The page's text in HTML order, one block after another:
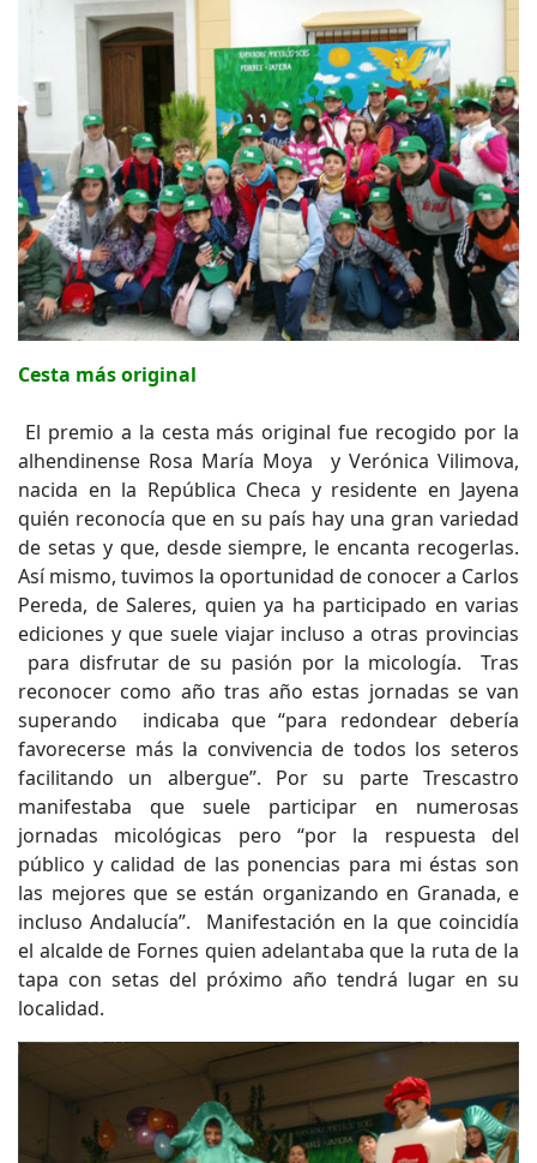
Cesta más original
El premio a la cesta más original fue recogido por la
alhendinense Rosa María Moya y Verónica Vilimova,
nacida en la República Checa y residente en Jayena
quién reconocía que en su país hay una gran variedad
de setas y que, desde siempre, le encanta recogerlas.
Así mismo, tuvimos la oportunidad de conocer a Carlos
Pereda, de Saleres, quien ya ha participado en varias
ediciones y que suele viajar incluso a otras provincias
para disfrutar de su pasión por la micología. Tras
reconocer como año tras año estas jornadas se van
superando indicaba que “para redondear debería
favorecerse más la convivencia de todos los seteros
facilitando un albergue”. Por su parte Trescastro
manifestaba que suele participar en numerosas
jornadas micológicas pero “por la respuesta del
público y calidad de las ponencias para mi éstas son
las mejores que se están organizando en Granada, e
incluso Andalucía”. Manifestación en la que coincidía
el alcalde de Fornes quien adelantaba que la ruta de la
tapa con setas del próximo año tendrá lugar en su
localidad.